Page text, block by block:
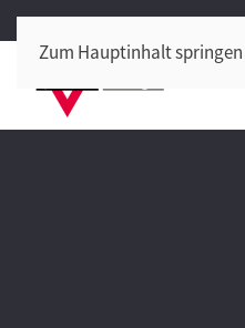
Zum Hauptinhalt springen